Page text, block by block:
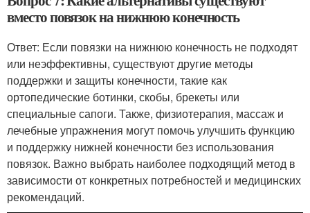
вместо повязок на нижнюю конечность
Ответ: Если повязки на нижнюю конечность не подходят
или неэффективны, существуют другие методы
поддержки и защиты конечности, такие как
ортопедические ботинки, скобы, брекеты или
специальные сапоги. Также, физиотерапия, массаж и
лечебные упражнения могут помочь улучшить функцию
и поддержку нижней конечности без использования
повязок. Важно выбрать наиболее подходящий метод в
зависимости от конкретных потребностей и медицинских
рекомендаций.